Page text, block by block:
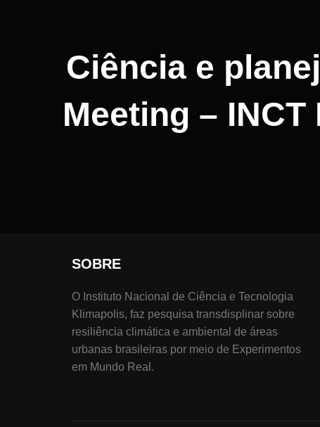
Ciência e
Meeting –
SOBRE
O Instituto Nacional de Ciência e Tecnologia
Klimapolis, faz pesquisa transdisplinar sobre
resiliência climática e ambiental de áreas
urbanas brasileiras por meio de Experimentos
em Mundo Real.